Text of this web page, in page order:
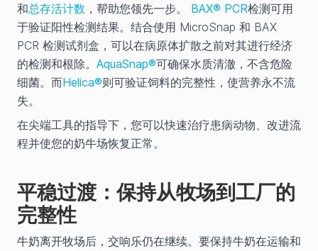
和总存活计数 ，帮助您领先一步。 BAX® PCR检测可用
于验证阳性检测结果。结合使用 MicroSnap 和 BAX
PCR 检测试剂盒，可以在病原体扩散之前对其进行经济
的检测和根除。 AquaSnap®可确保水质清澈，不含危险
细菌。而Helica®则可验证饲料的完整性，使营养永不流
失。
在尖端工具的指导下，您可以快速治疗患病动物、改进流
程并使您的奶牛场恢复正常。
平稳过渡：保持从牧场到工厂的
完整性
牛奶离开牧场后，交响乐仍在继续。要保持牛奶在运输和